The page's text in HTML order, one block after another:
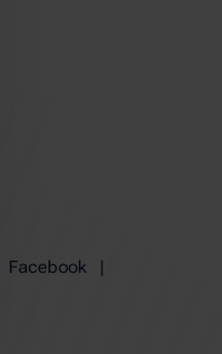
Facebook
|